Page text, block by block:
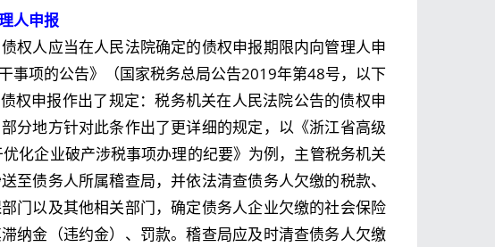
人申报
权人应当在人民法院确定的债权申报期限内向管理人申
事项的公告》（国家税务总局公告2019年第48号，以下
权申报作出了规定：税务机关在人民法院公告的债权申
分地方针对此条作出了更详细的规定，以《浙江省高级
化企业破产涉税事项办理的纪要》为例，主管税务机关
至债务人所属稽查局，并依法清查债务人欠缴的税款、
门以及其他相关部门，确定债务人企业欠缴的社会保险
纳金（违约金）、罚款。稽查局应及时清查债务人欠缴